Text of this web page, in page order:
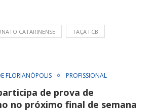
CATARINENSE TAÇA FCB
FLORIANÓPOLIS PROFISSIONAL
de prova de
no próximo final de semana